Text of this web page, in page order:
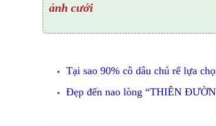
ảnh cưới
Tại sao 90% cô dâu chú rể lựa
Đẹp đến nao lòng “THIÊN